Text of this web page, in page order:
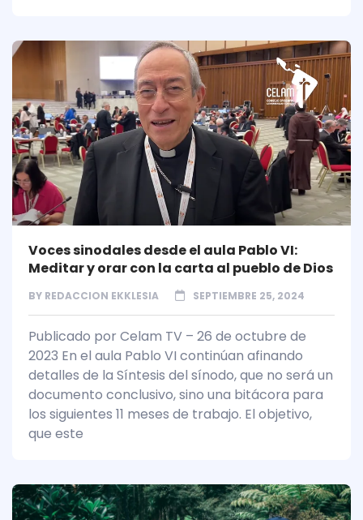
Voces sinodales desde el aula Pablo VI:
Meditar y orar con la carta al pueblo de Dios
BY REDACCION EKKLESIA SEPTIEMBRE 25, 2024
Publicado por Celam TV – 26 de octubre de
2023 En el aula Pablo VI continúan afinando
detalles de la Síntesis del sínodo, que no será un
documento conclusivo, sino una bitácora para
los siguientes 11 meses de trabajo. El objetivo,
que este